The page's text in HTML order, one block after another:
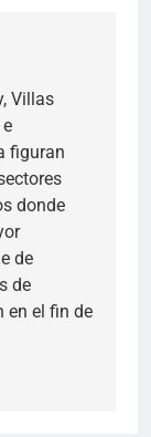
Villas
figuran
donde
de
de
en el fin de